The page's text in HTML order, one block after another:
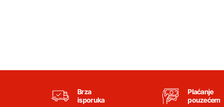
Brza
isporuka
Plaćanje
pouzećem